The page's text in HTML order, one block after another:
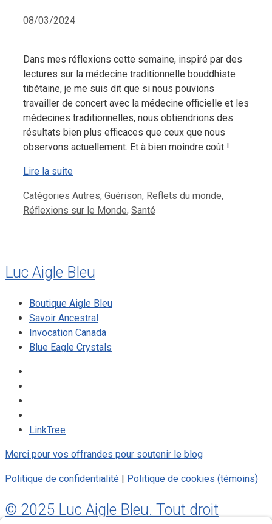
08/03/2024
Dans mes réflexions cette semaine, inspiré par des
lectures sur la médecine traditionnelle bouddhiste
tibétaine, je me suis dit que si nous pouvions
travailler de concert avec la médecine officielle et les
médecines traditionnelles, nous obtiendrions des
résultats bien plus efficaces que ceux que nous
observons actuellement. Et à bien moindre coût !
Lire la suite
Catégories Autres, Guérison, Reflets du monde,
Réflexions sur le Monde, Santé
Luc Aigle Bleu
Boutique Aigle Bleu
Savoir Ancestral
Invocation Canada
Blue Eagle Crystals
LinkTree
Merci pour vos offrandes pour soutenir le blog
Politique de confidentialité | Politique de cookies (témoins)
© 2025 Luc Aigle Bleu. Tout droit